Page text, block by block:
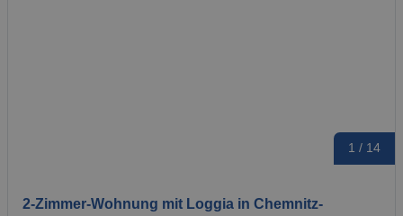
1 / 14
2-Zimmer-Wohnung mit Loggia in Chemnitz-